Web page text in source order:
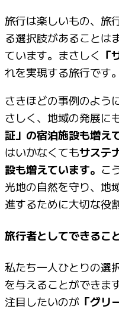
旅行は楽しいもの、旅
る選択肢があることは
ています。まさしく 「
れを実現する旅行です。
さきほどの事例のよう
さしく、地域の発展に
証」の宿泊施設も増え
はいかなくてもサステ
設も増えています。 こ
光地の自然を守り、地
進するために大切な役
旅行者としてできるこ
私たち一人ひとりの選
を与えることができま
注目したいのが 「グリ